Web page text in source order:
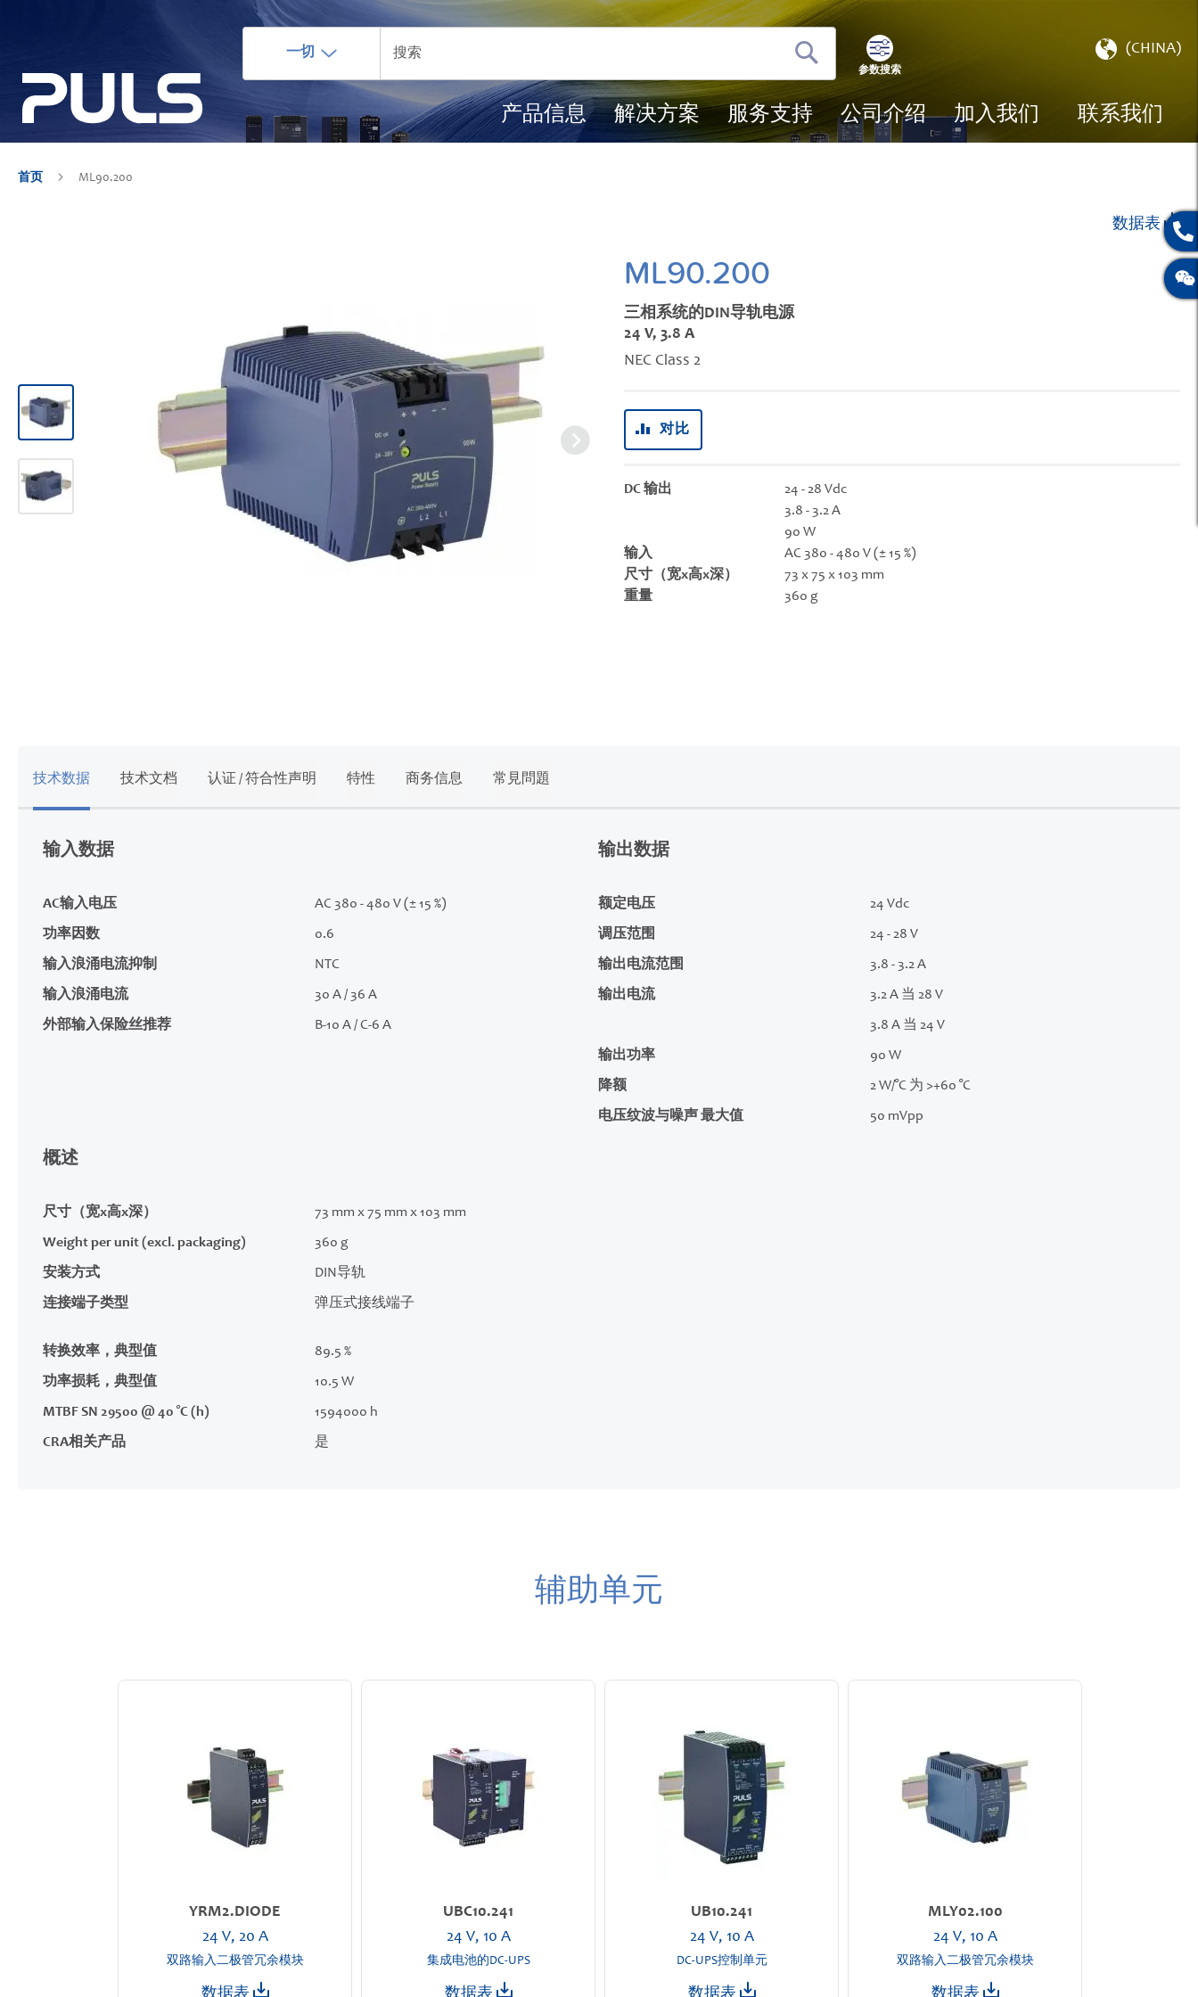
一切
索
参数搜索
选
储
(CHINA)
产品信息 解决方案 服务支持 公司介绍 加入我们 联系我们
首页 ML90.200
ML90.200
三相系统的DIN导轨电源
24 V, 3.8 A
NEC Class 2
数据表
对比
DC 输出
24 - 28 Vdc
3.8 - 3.2 A
90 W
输入
AC 380 - 480 V (± 15 %)
尺寸（宽x高x深）
73 x 75 x 103 mm
重量
360 g
技术数据
输入数据
AC输入电压 AC 380 - 480 V (± 15 %)
功率因数 0.6
输入浪涌电流抑制 NTC
输入浪涌电流 30 A / 36 A
外部输入保险丝推荐 B-10 A / C-6 A
输出数据
额定电压 24 Vdc
调压范围 24 - 28 V
输出电流范围 3.8 - 3.2 A
输出电流 3.2 A 当 28 V
3.8 A 当 24 V
输出功率 90 W
降额 2 W/°C 为 >+60 °C
电压纹波与噪声 最大值 50 mVpp
概述
尺寸（宽x高x深） 73 mm x 75 mm x 103 mm
Weight per unit (excl. packaging) 360 g
安装方式 DIN导轨
连接端子类型 弹压式接线端子
转换效率，典型值 89.5 %
功率损耗，典型值 10.5 W
MTBF SN 29500 @ 40 °C (h) 1594000 h
CRA相关产品 是
技术文档 认证 / 符合性声明 特性 商务信息 常見問題
辅助单元
YRM2.DIODE
24 V, 20 A
双路输入二极管冗余模块
UBC10.241
24 V, 10 A
集成电池的DC-UPS
UB10.241
24 V, 10 A
DC-UPS控制单元
MLY02.100
24 V, 10 A
双路输入二极管冗余模块